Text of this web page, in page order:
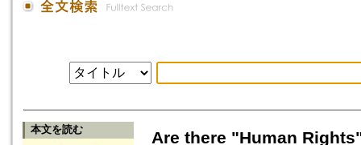
本文を読む Are there "Human